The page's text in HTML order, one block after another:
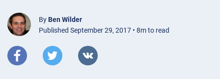
By Ben Wilder
Published September 29, 2017 • 8m to read